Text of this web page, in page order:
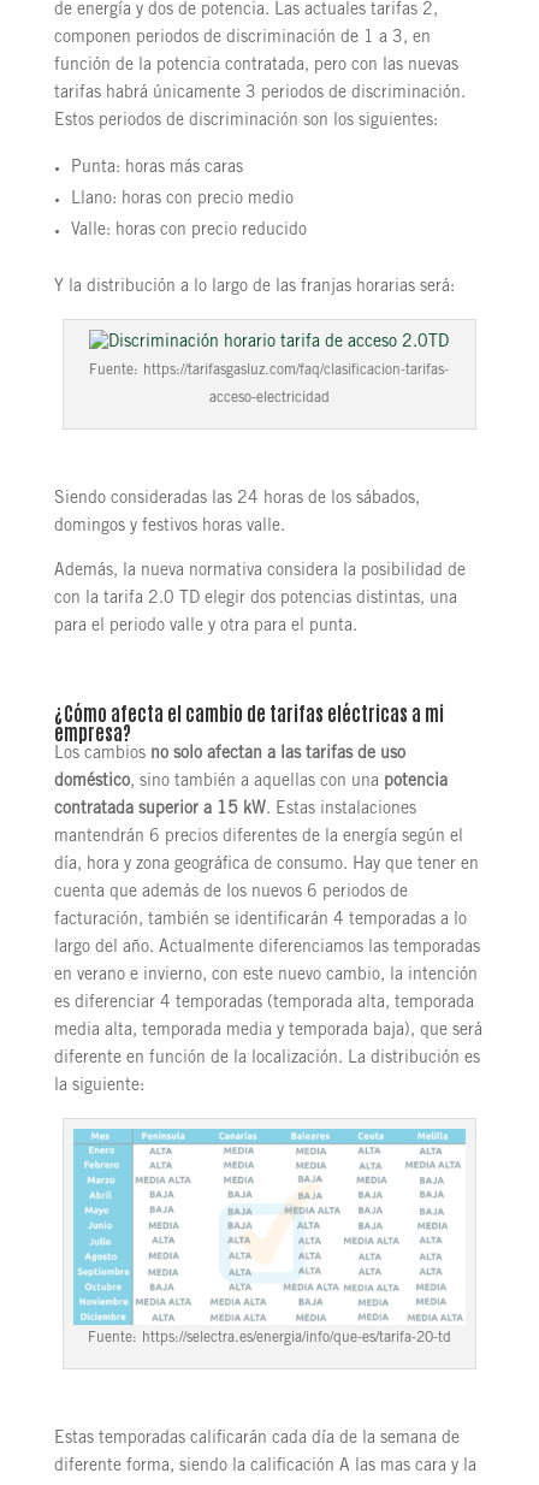
de energía y dos de potencia. Las actuales tarifas 2,
componen periodos de discriminación de 1 a 3, en
función de la potencia contratada, pero con las nuevas
tarifas habrá únicamente 3 periodos de discriminación.
Estos periodos de discriminación son los siguientes:
Punta: horas más caras
Llano: horas con precio medio
Valle: horas con precio reducido
Y la distribución a lo largo de las franjas horarias será:
Fuente: https://tarifasgasluz.com/faq/clasificacion-tarifas-
acceso-electricidad
Siendo consideradas las 24 horas de los sábados,
domingos y festivos horas valle.
Además, la nueva normativa considera la posibilidad de
con la tarifa 2.0 TD elegir dos potencias distintas, una
para el periodo valle y otra para el punta.
¿Cómo afecta el cambio de tarifas eléctricas a mi
empresa?
Los cambios no solo afectan a las tarifas de uso
doméstico, sino también a aquellas con una potencia
contratada superior a 15 kW. Estas instalaciones
mantendrán 6 precios diferentes de la energía según el
día, hora y zona geográfica de consumo. Hay que tener en
cuenta que además de los nuevos 6 periodos de
facturación, también se identificarán 4 temporadas a lo
largo del año. Actualmente diferenciamos las temporadas
en verano e invierno, con este nuevo cambio, la intención
es diferenciar 4 temporadas (temporada alta, temporada
media alta, temporada media y temporada baja), que será
diferente en función de la localización. La distribución es
la siguiente:
Fuente: https://selectra.es/energia/info/que-es/tarifa-20-td
Estas temporadas calificarán cada día de la semana de
diferente forma, siendo la calificación A las mas cara y la